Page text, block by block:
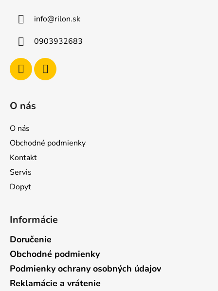
info@rilon.sk
0903932683
O nás
O nás
Obchodné podmienky
Kontakt
Servis
Dopyt
Informácie
Doručenie
Obchodné podmienky
Podmienky ochrany osobných údajov
Reklamácie a vrátenie